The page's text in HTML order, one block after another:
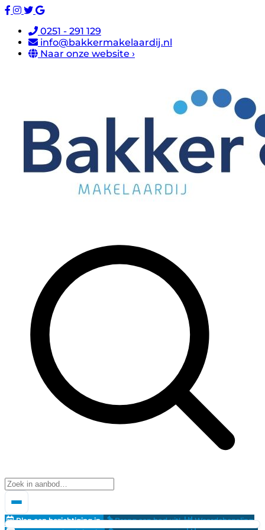
0251 - 291 129
info@bakkermakelaardij.nl
Naar onze website ›
Plan een bezichtiging in Breng een bod uit!
Waardebepaling